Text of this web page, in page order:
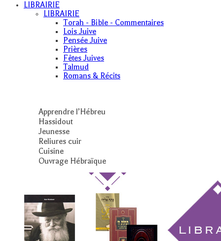
LIBRAIRIE
LIBRAIRIE
Torah - Bible - Commentaires
Lois Juive
Pensée Juive
Prières
Fêtes Juives
Talmud
Romans & Récits
Apprendre l’Hébreu
Hassidout
Jeunesse
Reliures cuir
Cuisine
Ouvrage Hébraïque